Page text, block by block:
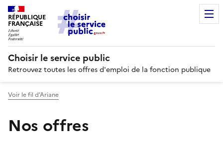
RÉPUBLIQUE
FRANÇAISE
Choisir le service public
Retrouvez toutes les offres d'emploi de la fonction publique
Voir le fil d’Ariane
Nos offres